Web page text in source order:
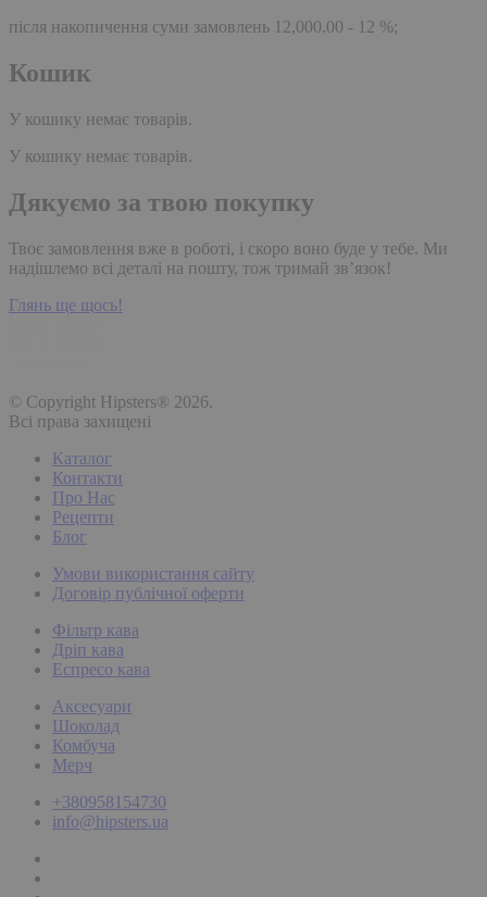
після накопичення суми замовлень 12,000.00 - 12 %;
Кошик
У кошику немає товарів.
У кошику немає товарів.
Дякуємо за твою покупку
Твоє замовлення вже в роботі, і скоро воно буде у тебе. Ми
надішлемо всі деталі на пошту, тож тримай зв’язок!
Глянь ще щось!
© Copyright Hipsters® 2026.
Всі права захищені
Каталог
Контакти
Про Нас
Рецепти
Блог
Умови використання сайту
Договір публічної оферти
Фільтр кава
Дріп кава
Еспресо кава
Аксесуари
Шоколад
Комбуча
Мерч
+380958154730
info@hipsters.ua